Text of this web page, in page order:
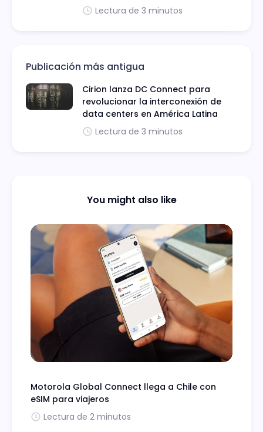
Lectura de 3 minutos
Publicación más antigua
Cirion lanza DC Connect para
revolucionar la interconexión de
data centers en América Latina
Lectura de 3 minutos
You might also like
Motorola Global Connect llega a Chile con
eSIM para viajeros
Lectura de 2 minutos